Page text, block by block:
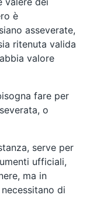
è
asseverate,
ritenuta valida
valore
fare per
o
serve per
ufficiali,
ma in
di